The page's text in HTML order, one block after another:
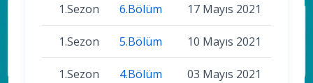
1.Sezon 6.Bölüm 17 Mayıs 2021
1.Sezon 5.Bölüm 10 Mayıs 2021
1.Sezon 4.Bölüm 03 Mayıs 2021